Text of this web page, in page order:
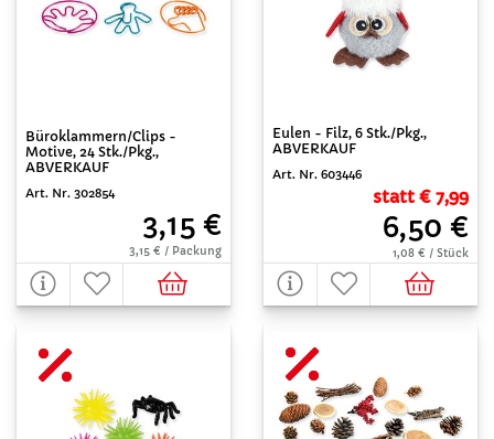
Büroklammern/Clips -
Motive, 24 Stk./Pkg.,
ABVERKAUF
Art. Nr. 302854
3,15 €
3,15 € / Packung
Eulen - Filz, 6 Stk./Pkg.,
ABVERKAUF
Art. Nr. 603446
statt € 7,99
6,50 €
1,08 € / Stück